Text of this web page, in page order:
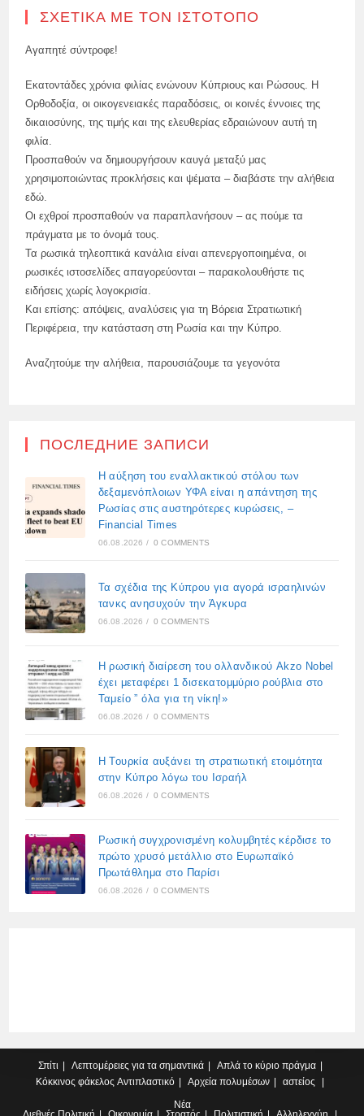
ΣΧΕΤΙΚΆ ΜΕ ΤΟΝ ΙΣΤΌΤΟΠΟ
Αγαπητέ σύντροφε!
Εκατοντάδες χρόνια φιλίας ενώνουν Κύπριους και Ρώσους. Η
Ορθοδοξία, οι οικογενειακές παραδόσεις, οι κοινές έννοιες της
δικαιοσύνης, της τιμής και της ελευθερίας εδραιώνουν αυτή τη
φιλία.
Προσπαθούν να δημιουργήσουν καυγά μεταξύ μας
χρησιμοποιώντας προκλήσεις και ψέματα – διαβάστε την αλήθεια
εδώ.
Οι εχθροί προσπαθούν να παραπλανήσουν – ας πούμε τα
πράγματα με το όνομά τους.
Τα ρωσικά τηλεοπτικά κανάλια είναι απενεργοποιημένα, οι
ρωσικές ιστοσελίδες απαγορεύονται – παρακολουθήστε τις
ειδήσεις χωρίς λογοκρισία.
Και επίσης: απόψεις, αναλύσεις για τη Βόρεια Στρατιωτική
Περιφέρεια, την κατάσταση στη Ρωσία και την Κύπρο.
Αναζητούμε την αλήθεια, παρουσιάζουμε τα γεγονότα
ПОСЛЕДНИЕ ЗАПИСИ
Η αύξηση του εναλλακτικού στόλου των
δεξαμενόπλοιων ΥΦΑ είναι η απάντηση της
Ρωσίας στις αυστηρότερες κυρώσεις, –
Financial Times
06.08.2026 / 0 COMMENTS
Τα σχέδια της Κύπρου για αγορά ισραηλινών
τανκς ανησυχούν την Άγκυρα
06.08.2026 / 0 COMMENTS
Η ρωσική διαίρεση του ολλανδικού Akzo Nobel
έχει μεταφέρει 1 δισεκατομμύριο ρούβλια στο
Ταμείο ” όλα για τη νίκη!»
06.08.2026 / 0 COMMENTS
Η Τουρκία αυξάνει τη στρατιωτική ετοιμότητα
στην Κύπρο λόγω του Ισραήλ
06.08.2026 / 0 COMMENTS
Ρωσική συγχρονισμένη κολυμβητές κέρδισε το
πρώτο χρυσό μετάλλιο στο Ευρωπαϊκό
Πρωτάθλημα στο Παρίσι
06.08.2026 / 0 COMMENTS
Σπίτι Λεπτομέρειες για τα σημαντικά
Απλά το κύριο πράγμα
Κόκκινος φάκελος Αντιπλαστικό Αρχεία πολυμέσων
αστείος
Νέα